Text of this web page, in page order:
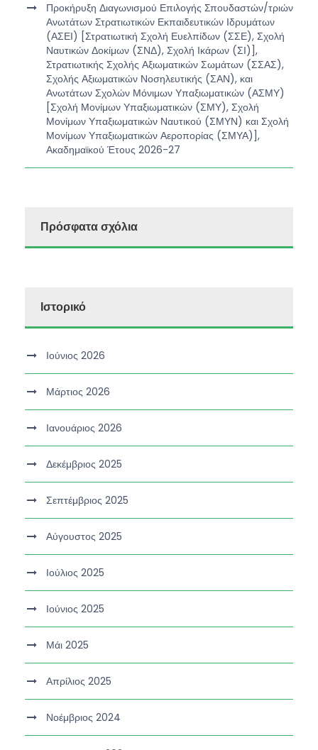
Προκήρυξη Διαγωνισμού Επιλογής Σπουδαστών/τριών
Ανωτάτων Στρατιωτικών Εκπαιδευτικών Ιδρυμάτων
(ΑΣΕΙ) [Στρατιωτική Σχολή Ευελπίδων (ΣΣΕ), Σχολή
Ναυτικών Δοκίμων (ΣΝΔ), Σχολή Ικάρων (ΣΙ)],
Στρατιωτικής Σχολής Αξιωματικών Σωμάτων (ΣΣΑΣ),
Σχολής Αξιωματικών Νοσηλευτικής (ΣΑΝ), και
Ανωτάτων Σχολών Μόνιμων Υπαξιωματικών (ΑΣΜΥ)
[Σχολή Μονίμων Υπαξιωματικών (ΣΜΥ), Σχολή
Μονίμων Υπαξιωματικών Ναυτικού (ΣΜΥΝ) και Σχολή
Μονίμων Υπαξιωματικών Αεροπορίας (ΣΜΥΑ)],
Ακαδημαϊκού Έτους 2026-27
Πρόσφατα σχόλια
Ιστορικό
Ιούνιος 2026
Μάρτιος 2026
Ιανουάριος 2026
Δεκέμβριος 2025
Σεπτέμβριος 2025
Αύγουστος 2025
Ιούλιος 2025
Ιούνιος 2025
Μάι 2025
Απρίλιος 2025
Νοέμβριος 2024